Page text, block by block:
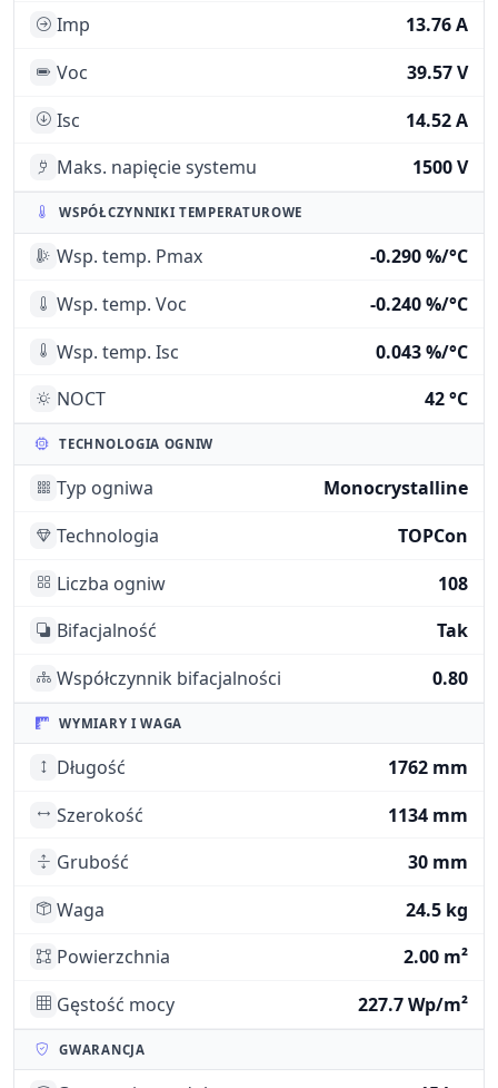
Imp
13.76 A
Voc
39.57 V
Isc
14.52 A
Maks. napięcie systemu
1500 V
WSPÓŁCZYNNIKI TEMPERATUROWE
Wsp. temp. Pmax
-0.290 %/°C
Wsp. temp. Voc
-0.240 %/°C
Wsp. temp. Isc
0.043 %/°C
NOCT
42 °C
TECHNOLOGIA OGNIW
Typ ogniwa
Monocrystalline
Technologia
TOPCon
Liczba ogniw
108
Bifacjalność
Tak
Współczynnik bifacjalności
0.80
WYMIARY I WAGA
Długość
1762 mm
Szerokość
1134 mm
Grubość
30 mm
Waga
24.5 kg
Powierzchnia
2.00 m²
Gęstość mocy
227.7 Wp/m²
GWARANCJA